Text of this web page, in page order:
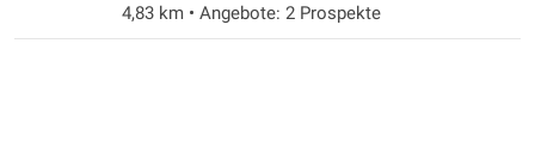
4,83 km • Angebote: 2 Prospekte